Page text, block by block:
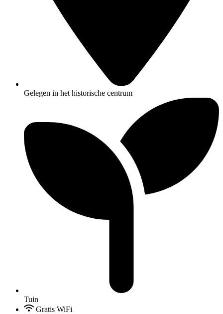
Gelegen in het historische centrum
Tuin
Gratis WiFi